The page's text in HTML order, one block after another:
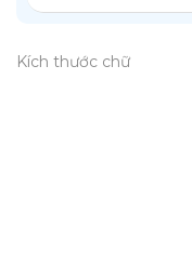
Kích thước chữ